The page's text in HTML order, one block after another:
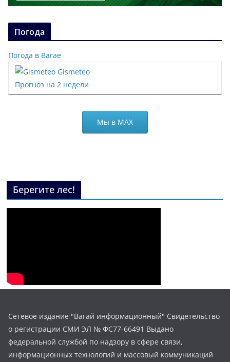
Погода
Погода в Вагае
Gismeteo
Прогноз на 2 недели
Мы в МАХ
Берегите лес!
Сетевое издание "Вагай информационный" Свидетельство
о регистрации СМИ ЭЛ № ФС77-66491 Выдано
федеральной службой по надзору в сфере связи,
информационных технологий и массовый коммуникаций